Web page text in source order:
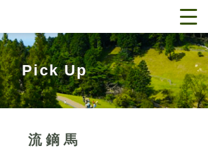
Pick Up
流鏑馬